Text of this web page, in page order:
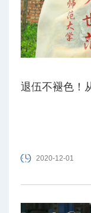
退伍不褪色！
2020-12-01